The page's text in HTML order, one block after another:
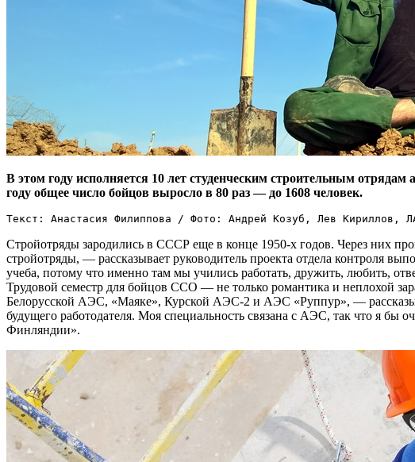
В этом году исполняется 10 лет студенческим строительным
году общее число бойцов выросло в 80 раз — до 1608 человек.
Текст: Анастасия Филиппова / Фото: Андрей Козуб, Лев Кириллов,
Стройотряды зародились в СССР еще в конце 1950-х годов. Через них
стройотряды, — рассказывает руководитель проекта отдела
учеба, потому что именно там мы учились работать, дружить, любить,
Трудовой семестр для бойцов ССО — не только романтика и неплохой
Белорусской АЭС, «Маяке», Курской АЭС‑2 и АЭС «Руппур», —
будущего работодателя. Моя специальность связана с АЭС, так что я бы
Финляндии».